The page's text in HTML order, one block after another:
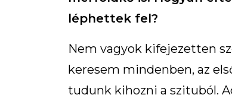
léphettek fel?
Nem vagyok kifejezetten
keresem mindenben, az
tudunk kihozni a szituból.